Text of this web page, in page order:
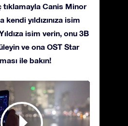
tıklamayla Canis Minor
kendi yıldızınıza isim
isim verin, onu 3B
ve ona OST Star
ile bakın!